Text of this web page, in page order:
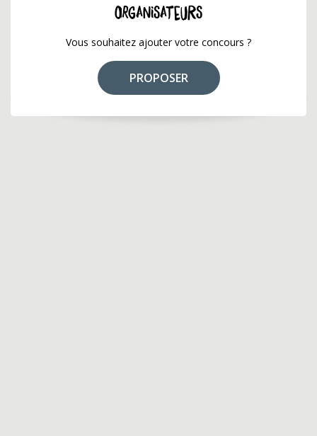
ORGANISATEURS
Vous souhaitez ajouter votre concours ?
PROPOSER